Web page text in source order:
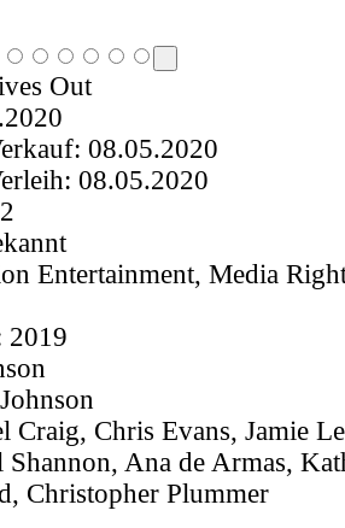
Out
08.05.2020
08.05.2020
Entertainment, Media
2019
Craig, Chris Evans, Jamie
Shannon, Ana de Armas,
Christopher Plummer